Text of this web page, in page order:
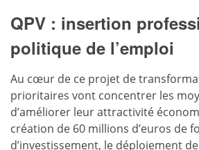
QPV : insertion
politique de l’emploi
Au cœur de ce projet de
prioritaires vont concentrer les
d’améliorer leur attractivité
création de 60 millions d’euros de
d’investissement, le déploiement